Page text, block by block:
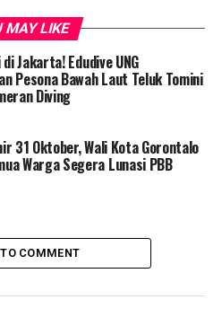
telah menarik perhatian
wisata
snorkeling di
telah
wisatawan
MAY LIKE
Jakarta! Edudive UNG
Pesona Bawah Laut Teluk Tomini
Diving
31 Oktober, Wali Kota Gorontalo
Warga Segera Lunasi PBB
COMMENT